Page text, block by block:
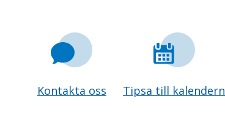
Kontakta oss Tipsa till kalendern